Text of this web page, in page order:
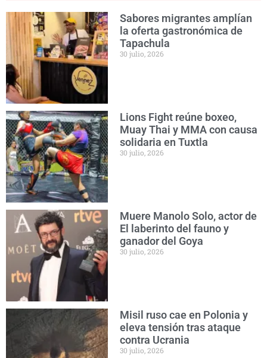
Sabores migrantes amplían
la oferta gastronómica de
Tapachula
30 julio, 2026
Lions Fight reúne boxeo,
Muay Thai y MMA con causa
solidaria en Tuxtla
30 julio, 2026
Muere Manolo Solo, actor de
El laberinto del fauno y
ganador del Goya
30 julio, 2026
Misil ruso cae en Polonia y
eleva tensión tras ataque
contra Ucrania
30 julio, 2026